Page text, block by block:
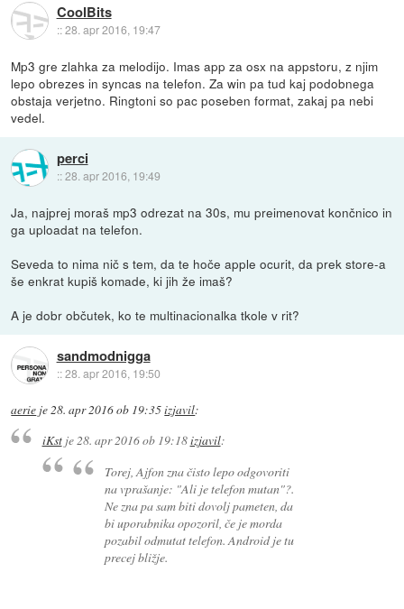
CoolBits
::28. apr 2016, 19:47
Mp3 gre zlahka za melodijo. Imas app za osx na appstoru, z njim
lepo obrezes in syncas na telefon. Za win pa tud kaj podobnega
obstaja verjetno. Ringtoni so pac poseben format, zakaj pa nebi
vedel.
perci
::28. apr 2016, 19:49
Ja, najprej moraš mp3 odrezat na 30s, mu preimenovat končnico in
ga uploadat na telefon.
Seveda to nima nič s tem, da te hoče apple ocurit, da prek store-a
še enkrat kupiš komade, ki jih že imaš?
A je dobr občutek, ko te multinacionalka tkole v rit?
sandmodnigga
::28. apr 2016, 19:50
aerie je28. apr 2016 ob 19:35izjavil:
iKstje 28. apr 2016 ob 19:18izjavil:
Torej, Ajfon zna čisto lepo odgovoriti
na vprašanje: "Ali je telefon mutan"?.
Ne zna pa sam biti dovolj pameten, da
bi uporabnika opozoril, če je morda
pozabil odmutat telefon. Android je tu
precej bližje.